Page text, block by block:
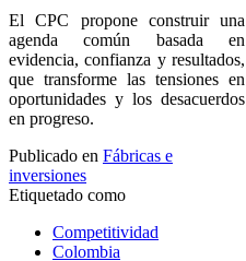
El CPC propone construir una
agenda común basada en
evidencia, confianza y resultados,
que transforme las tensiones en
oportunidades y los desacuerdos
en progreso.
Publicado en Fábricas e
inversiones
Etiquetado como
Competitividad
Colombia